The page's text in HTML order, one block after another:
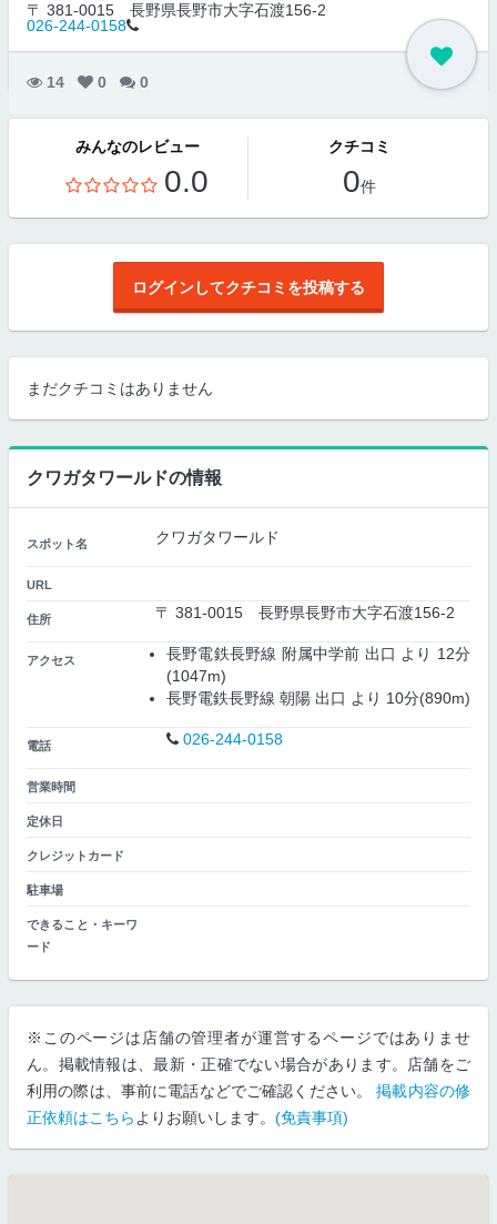
〒 381-0015
長野県長野市大字石渡156-2
026-244-0158
14 0 0
みんなのレビュー
0.0
クチコミ
0件
ログインしてクチコミを投稿する
まだクチコミはありません
クワガタワールドの情報
スポット名 クワガタワールド
URL
住所 〒 381-0015 長野県長野市大字石渡156-2
アクセス
長野電鉄長野線 附属中学前 出口 より 12分
(1047m)
長野電鉄長野線 朝陽 出口 より 10分(890m)
電話 026-244-0158
営業時間
定休日
クレジットカード
駐車場
できること・キーワ
ード
※このページは店舗の管理者が運営するページではありませ
ん。掲載情報は、最新・正確でない場合があります。店舗をご
利用の際は、事前に電話などでご確認ください。掲載内容の修
正依頼はこちら よりお願いします。 (免責事項)